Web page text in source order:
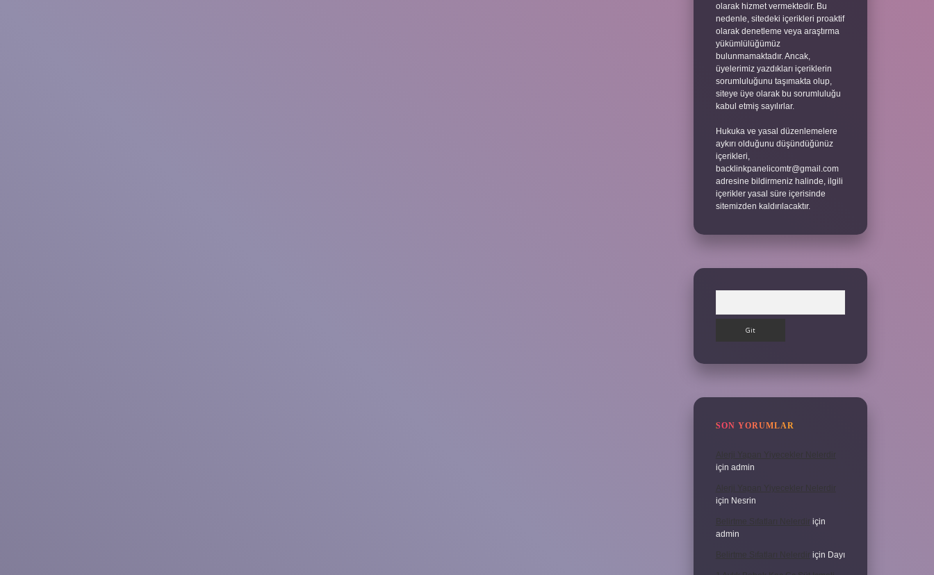
olarak hizmet vermektedir. Bu
nedenle, sitedeki içerikleri proaktif
olarak denetleme veya araştırma
yükümlülüğümüz
bulunmamaktadır. Ancak,
üyelerimiz yazdıkları içeriklerin
sorumluluğunu taşımakta olup,
siteye üye olarak bu sorumluluğu
kabul etmiş sayılırlar.
Hukuka ve yasal düzenlemelere
aykırı olduğunu düşündüğünüz
içerikleri,
backlinkpanelicomtr@gmail.com
adresine bildirmeniz halinde, ilgili
içerikler yasal süre içerisinde
sitemizden kaldırılacaktır.
SON YORUMLAR
Alerji Yapan Yiyecekler Nelerdir
için admin
Alerji Yapan Yiyecekler Nelerdir
için Nesrin
Belirtme Sıfatları Nelerdir için
admin
Belirtme Sıfatları Nelerdir için Dayı